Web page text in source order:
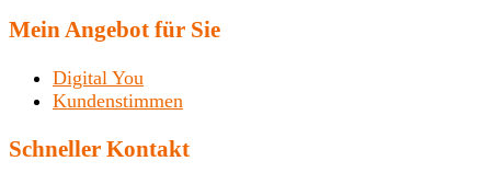
Mein Angebot für Sie
Digital You
Kundenstimmen
Schneller Kontakt